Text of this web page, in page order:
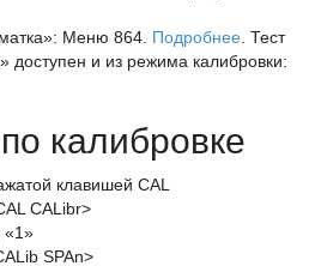
Меню 864. Подробнее . Тест
доступен и из режима калибровки:
калибровке
клавишей CAL
CALibr>
«1»
SPAn>